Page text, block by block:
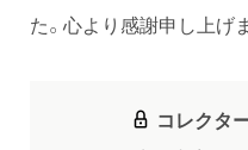
た。心より感謝申し上げ
コレクタ